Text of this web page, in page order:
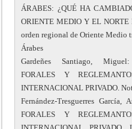
ÁRABES: ¿QUÉ HA
ORIENTE MEDIO Y EL
orden regional de Oriente Medio
Árabes
Gardeñes Santiago, Miguel:
FORALES Y
INTERNACIONAL PRIVADO.
Fernández-Tresguerres García,
FORALES Y